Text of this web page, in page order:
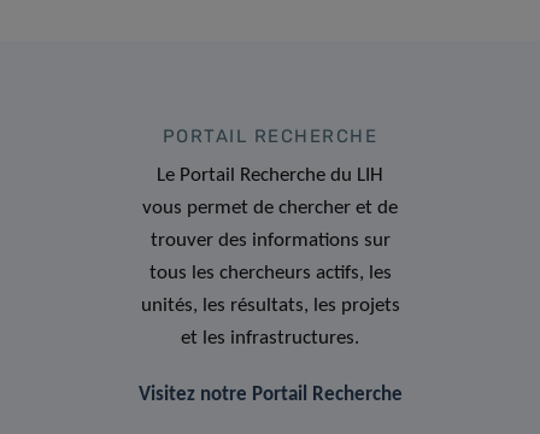
PORTAIL RECHERCHE
Le Portail Recherche du LIH
vous permet de chercher et de
trouver des informations sur
tous les chercheurs actifs, les
unités, les résultats, les projets
et les infrastructures.
Visitez notre Portail Recherche